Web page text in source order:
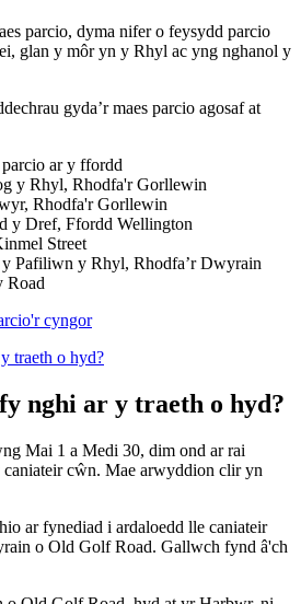
parcio, dyma nifer o feysydd parcio
glan y môr yn y Rhyl ac yng nghanol y
gyda’r maes parcio agosaf at
ar y ffordd
y Rhyl, Rhodfa'r Gorllewin
Rhodfa'r Gorllewin
y Dref, Ffordd Wellington
Street
y Pafiliwn y Rhyl, Rhodfa’r Dwyrain
Road
cyngor
traeth o hyd?
nghi ar y traeth o hyd?
Mai 1 a Medi 30, dim ond ar rai
cŵn. Mae arwyddion clir yn
ar fynediad i ardaloedd lle caniateir
o Old Golf Road. Gallwch fynd â'ch